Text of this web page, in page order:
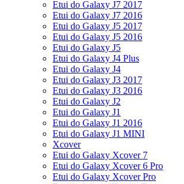
Etui do Galaxy J7 2017
Etui do Galaxy J7 2016
Etui do Galaxy J5 2017
Etui do Galaxy J5 2016
Etui do Galaxy J5
Etui do Galaxy J4 Plus
Etui do Galaxy J4
Etui do Galaxy J3 2017
Etui do Galaxy J3 2016
Etui do Galaxy J2
Etui do Galaxy J1
Etui do Galaxy J1 2016
Etui do Galaxy J1 MINI
Xcover
Etui do Galaxy Xcover 7
Etui do Galaxy Xcover 6 Pro
Etui do Galaxy Xcover Pro